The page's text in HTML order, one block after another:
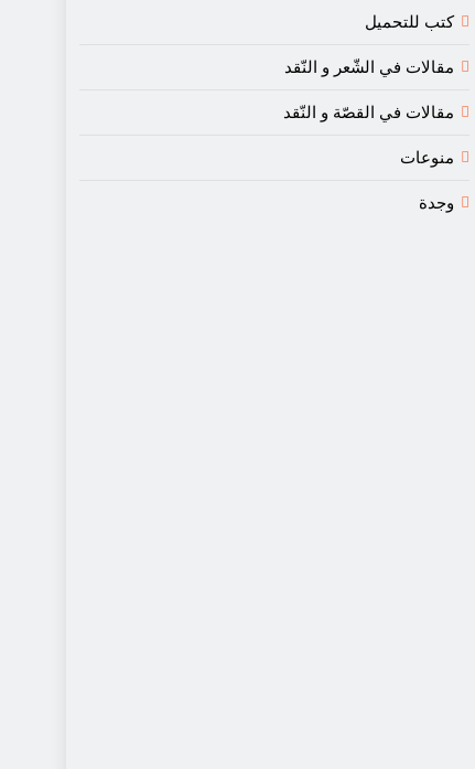
كتب للتحميل
مقالات في الشّعر و النّقد
مقالات في القصّة و النّقد
منوعات
وجدة